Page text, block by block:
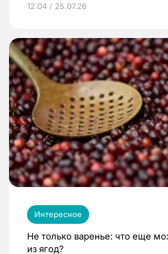
12:04 / 25.07.26
Интересное
Не только варенье: что еще
из ягод?